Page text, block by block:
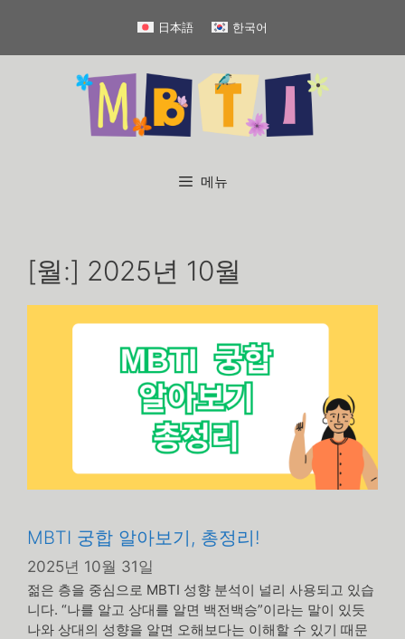
츠
日本語 한국어
메뉴
[월:] 2025년 10월
MBTI 궁합 알아보기, 총정리!
2025년 10월 31일
젊은 층을 중심으로 MBTI 성향 분석이 널리 사용되고 있습
니다. “나를 알고 상대를 알면 백전백승”이라는 말이 있듯
나와 상대의 성향을 알면 오해보다는 이해할 수 있기 때문